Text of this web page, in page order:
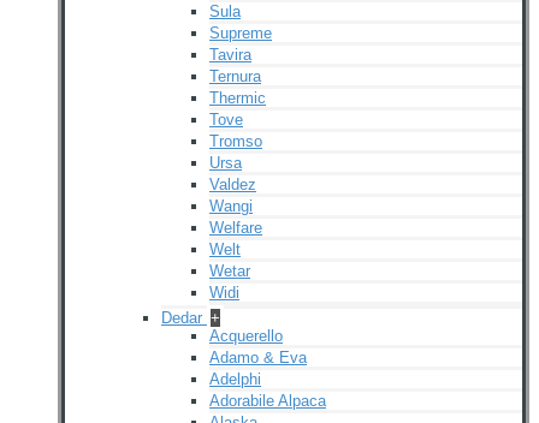
Sula
Supreme
Tavira
Ternura
Thermic
Tove
Tromso
Ursa
Valdez
Wangi
Welfare
Welt
Wetar
Widi
Dedar +
Acquerello
Adamo & Eva
Adelphi
Adorabile Alpaca